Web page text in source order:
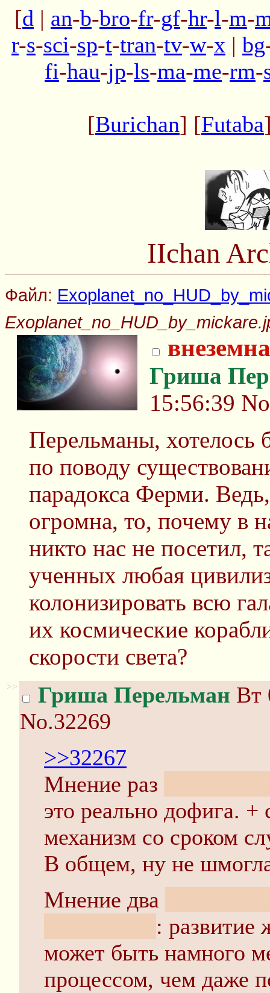
[d | an-b-bro-fr-gf-hr-l-m-
r-s-sci-sp-t-tran-tv-w-x | bg
fi-hau-jp-ls-ma-me-rm-
[Burichan] [Futaba
IIchan
Файл:
Гриша
15:56:39
Перельманы,
по поводу
парадокса Ферми.
огромна, то, почему в
никто нас не посетил,
ученных любая
колонизировать всю
их космические
скорости света?
>> Гриша Перельман Вт
No.32269
>>32267
Мнение раз
это реально дофига.
механизм со сроком
В общем, ну не
Мнение два
: развитие
может быть намного
процессом, чем даже